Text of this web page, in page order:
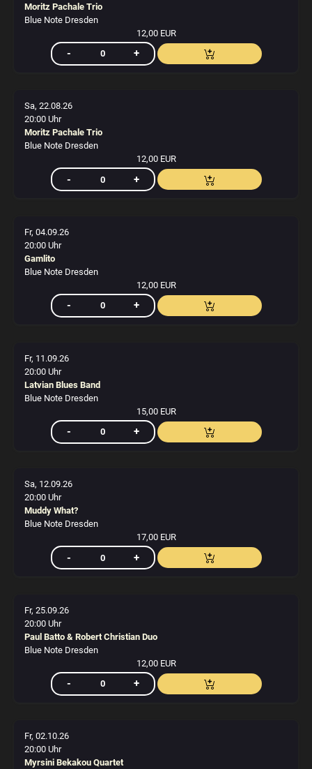
Moritz Pachale Trio
Blue Note Dresden
12,00 EUR
Sa, 22.08.26
20:00 Uhr
Moritz Pachale Trio
Blue Note Dresden
12,00 EUR
Fr, 04.09.26
20:00 Uhr
Gamlito
Blue Note Dresden
12,00 EUR
Fr, 11.09.26
20:00 Uhr
Latvian Blues Band
Blue Note Dresden
15,00 EUR
Sa, 12.09.26
20:00 Uhr
Muddy What?
Blue Note Dresden
17,00 EUR
Fr, 25.09.26
20:00 Uhr
Paul Batto & Robert Christian Duo
Blue Note Dresden
12,00 EUR
Fr, 02.10.26
20:00 Uhr
Myrsini Bekakou Quartet